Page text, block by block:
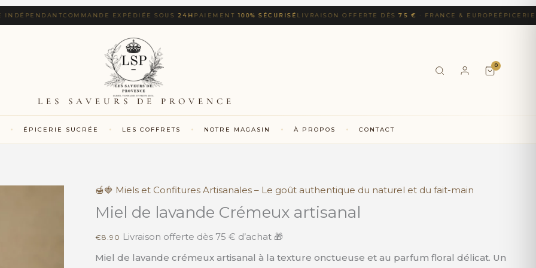
COMMANDE EXPÉDIÉE SOUS24HPAIEMENT100% SÉCURISÉLIVRAISON OFFERTE DÈS 75 €· FRANCE & EUROPE ÉPICERIE
LES SAVEURS DE PROVENCE
0
ÉPICERIE SUCRÉE LES COFFRETS NOTRE MAGASIN À PROPOS CONTACT
🍯🍓 Miels et Confitures Artisanales – Le goût authentique du naturel et du fait-main
Miel de lavande Crémeux artisanal
€8.90 Livraison offerte dès 75 € d’achat 🎁
Miel de lavande crémeux artisanal à la texture onctueuse et au parfum floral délicat. Un
quantité
de
Miel
de
Crémeux